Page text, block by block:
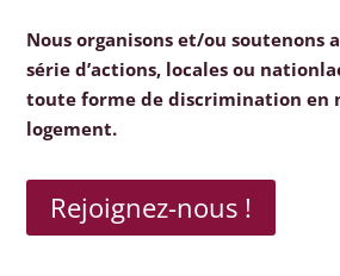
Nous organisons et/ou soutenons
série d’actions, locales ou
toute forme de discrimination en
logement.
Rejoignez-nous !